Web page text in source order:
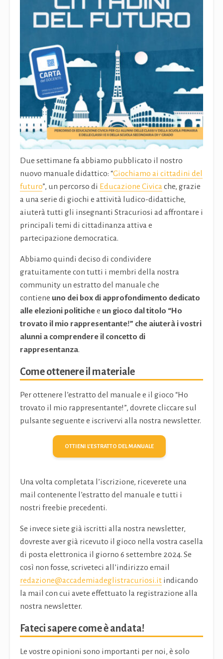
Due settimane fa abbiamo pubblicato il nostro
nuovo manuale didattico: “Giochiamo ai cittadini del
futuro”, un percorso di Educazione Civicache, grazie
a una serie di giochi e attività ludico-didattiche,
aiuterà tutti gli insegnanti Stracuriosi ad affrontare i
principali temi di cittadinanza attiva e
partecipazione democratica.
Abbiamo quindi deciso di condividere
gratuitamente con tutti i membri della nostra
community un estratto del manuale che
contiene uno dei box di approfondimento dedicato
alle elezioni politichee un gioco dal titolo “Ho
trovato il mio rappresentante!” che aiuterà i vostri
alunni a comprendere il concetto di
rappresentanza.
Come ottenere il materiale
Per ottenere l’estratto del manuale e il gioco “Ho
trovato il mio rappresentante!”, dovrete cliccare sul
pulsante seguente e iscrivervi alla nostra newsletter.
OTTIENI L’ESTRATTO DEL MANUALE
Una volta completata l’iscrizione, riceverete una
mail contenente l’estratto del manuale e tutti i
nostri freebie precedenti.
Se invece siete già iscritti alla nostra newsletter,
dovreste aver già ricevuto il gioco nella vostra casella
di posta elettronica il giorno 6 settembre 2024. Se
così non fosse, scriveteci all’indirizzo email
redazione@accademiadeglistracuriosi.it indicando
la mail con cui avete effettuato la registrazione alla
nostra newsletter.
Fateci sapere come è andata!
Le vostre opinioni sono importanti per noi, è solo